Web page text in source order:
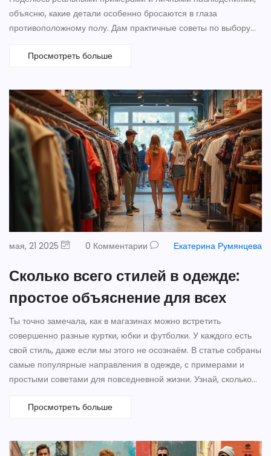
объясню, какие детали особенно бросаются в глаза
противоположному полу. Дам практичные советы по выбору
простым и понятным языком — только то, что пригодится в
Просмотреть больше
мая, 21 2025 0 Комментарии Екатерина Румянцева
Сколько всего стилей в одежде:
простое объяснение для всех
Ты точно замечала, как в магазинах можно встретить
совершенно разные куртки, юбки и футболки. У каждого есть
свой стиль, даже если мы этого не осознаём. В статье собраны
самые популярные направления в одежде, с примерами и
простыми советами для повседневной жизни. Узнай, сколько
между собой. Понимание своего стиля поможет легче делать
Просмотреть больше